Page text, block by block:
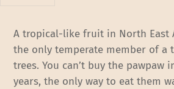
A tropical-like fruit in North East
the only temperate member of a
trees. You can’t buy the pawpaw
years, the only way to eat them